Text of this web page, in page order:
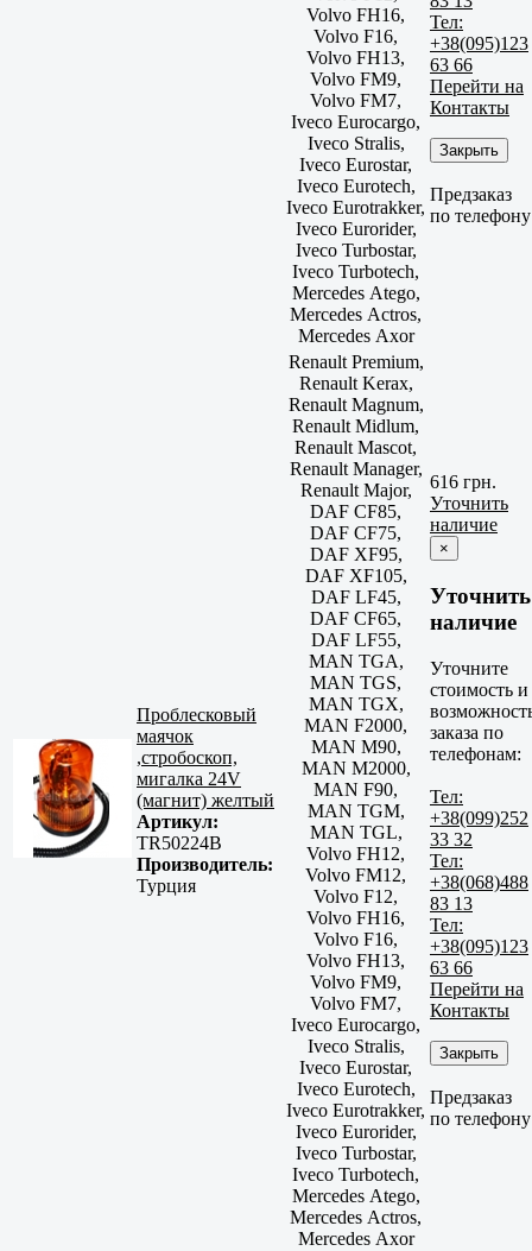
Volvo FH16,
Volvo F16,
Volvo FH13,
Volvo FM9,
Volvo FM7,
Iveco Eurocargo,
Iveco Stralis,
Iveco Eurostar,
Iveco Eurotech,
Iveco Eurotrakker,
Iveco Eurorider,
Iveco Turbostar,
Iveco Turbotech,
Mercedes Atego,
Mercedes Actros,
Mercedes Axor
Тел:
+38(095)123
63 66
Перейти на
Контакты
Закрыть
Предзаказ
по телефону
Проблесковый
маячок
,стробоскоп,
мигалка 24V
(магнит) желтый
Артикул:
TR50224B
Производитель:
Турция
Renault Premium,
Renault Kerax,
Renault Magnum,
Renault Midlum,
Renault Mascot,
Renault Manager,
Renault Major,
DAF CF85,
DAF CF75,
DAF XF95,
DAF XF105,
DAF LF45,
DAF CF65,
DAF LF55,
MAN TGA,
MAN TGS,
MAN TGX,
MAN F2000,
MAN M90,
MAN M2000,
MAN F90,
MAN TGM,
MAN TGL,
Volvo FH12,
Volvo FM12,
Volvo F12,
Volvo FH16,
Volvo F16,
Volvo FH13,
Volvo FM9,
Volvo FM7,
Iveco Eurocargo,
Iveco Stralis,
Iveco Eurostar,
Iveco Eurotech,
Iveco Eurotrakker,
Iveco Eurorider,
Iveco Turbostar,
Iveco Turbotech,
Mercedes Atego,
Mercedes Actros,
Mercedes Axor
616 грн.
Уточнить
наличие
×
Уточнить
наличие
Уточните
стоимость и
заказа по
телефонам:
Тел:
+38(099)252
33 32
Тел:
+38(068)488
83 13
Тел:
+38(095)123
63 66
Перейти на
Контакты
Закрыть
Предзаказ
по телефону